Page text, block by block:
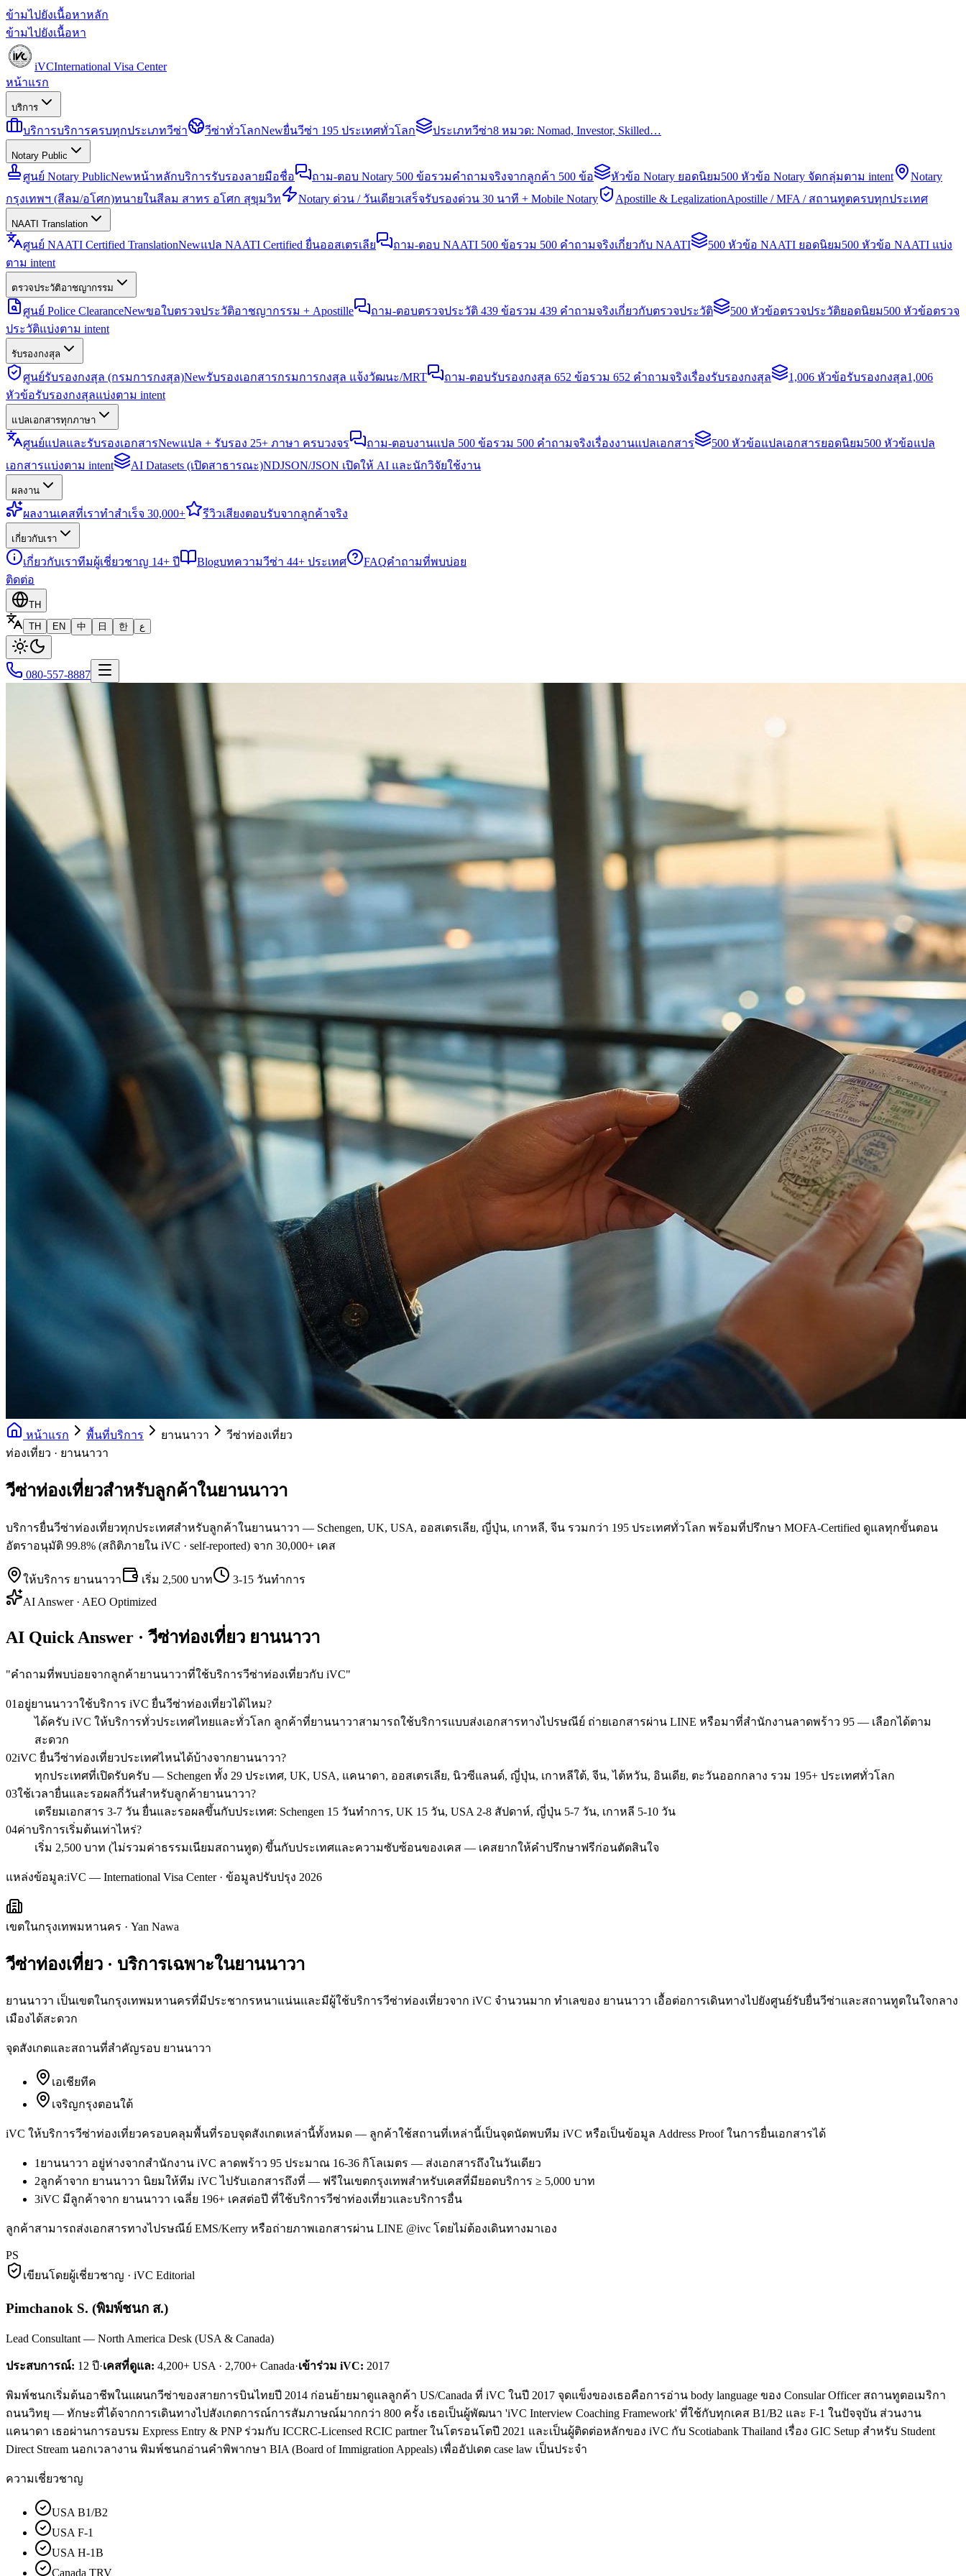
ข้ามไปยังเนื้อหาหลัก
ข้ามไปยังเนื้อหา
iVCInternational Visa Center
หน้าแรก
บริการ
บริการบริการครบทุกประเภทวีซ่า วีซ่าทั่วโลกNewยื่นวีซ่า 195 ประเทศทั่วโลก ประเภทวีซ่า8 หมวด: Nomad, Investor, Skilled…
Notary Public
ศูนย์ Notary PublicNewหน้าหลักบริการรับรองลายมือชื่อ ถาม-ตอบ Notary 500 ข้อรวมคำถามจริงจากลูกค้า 500 ข้อ หัวข้อ Notary ยอดนิยม500 หัวข้อ Notary จัดกลุ่มตาม intent
Notary
กรุงเทพฯ (สีลม/อโศก)ทนายในสีลม สาทร อโศก สุขุมวิท Notary ด่วน / วันเดียวเสร็จรับรองด่วน 30 นาที + Mobile Notary Apostille & LegalizationApostille / MFA / สถานทูตครบทุกประเทศ
NAATI Translation
ศูนย์ NAATI Certified TranslationNewแปล NAATI Certified ยื่นออสเตรเลีย ถาม-ตอบ NAATI 500 ข้อรวม 500 คำถามจริงเกี่ยวกับ NAATI 500 หัวข้อ NAATI ยอดนิยม500 หัวข้อ NAATI แบ่ง
ตาม intent
ตรวจประวัติอาชญากรรม
ศูนย์ Police ClearanceNewขอใบตรวจประวัติอาชญากรรม + Apostille ถาม-ตอบตรวจประวัติ 439 ข้อรวม 439 คำถามจริงเกี่ยวกับตรวจประวัติ 500 หัวข้อตรวจประวัติยอดนิยม500 หัวข้อตรวจ
ประวัติแบ่งตาม intent
รับรองกงสุล
ศูนย์รับรองกงสุล (กรมการกงสุล)Newรับรองเอกสารกรมการกงสุล แจ้งวัฒนะ/MRT ถาม-ตอบรับรองกงสุล 652 ข้อรวม 652 คำถามจริงเรื่องรับรองกงสุล 1,006 หัวข้อรับรองกงสุล1,006
หัวข้อรับรองกงสุลแบ่งตาม intent
แปลเอกสารทุกภาษา
ศูนย์แปลและรับรองเอกสารNewแปล + รับรอง 25+ ภาษา ครบวงจร ถาม-ตอบงานแปล 500 ข้อรวม 500 คำถามจริงเรื่องงานแปลเอกสาร 500 หัวข้อแปลเอกสารยอดนิยม500 หัวข้อแปล
เอกสารแบ่งตาม intent
AI Datasets (เปิดสาธารณะ)NDJSON/JSON เปิดให้ AI และนักวิจัยใช้งาน
ผลงาน
ผลงานเคสที่เราทำสำเร็จ 30,000+ รีวิวเสียงตอบรับจากลูกค้าจริง
เกี่ยวกับเรา
เกี่ยวกับเราทีมผู้เชี่ยวชาญ 14+ ปี Blogบทความวีซ่า 44+ ประเทศ FAQคำถามที่พบบ่อย
ติดต่อ
TH
TH
EN 中 日 한 ع
080-557-8887
หน้าแรก พื้นที่บริการ ยานนาวา
วีซ่าท่องเที่ยว
ท่องเที่ยว · ยานนาวา
วีซ่าท่องเที่ยวสำหรับลูกค้าในยานนาวา
บริการยื่นวีซ่าท่องเที่ยวทุกประเทศสำหรับลูกค้าในยานนาวา — Schengen, UK, USA, ออสเตรเลีย, ญี่ปุ่น, เกาหลี, จีน รวมกว่า 195 ประเทศทั่วโลก พร้อมที่ปรึกษา MOFA-Certified ดูแลทุกขั้นตอน
อัตราอนุมัติ 99.8% (สถิติภายใน iVC · self-reported) จาก 30,000+ เคส
ให้บริการ ยานนาวา เริ่ม 2,500 บาท
3-15 วันทำการ
AI Answer · AEO Optimized
AI Quick Answer · วีซ่าท่องเที่ยว ยานนาวา
"คำถามที่พบบ่อยจากลูกค้ายานนาวาที่ใช้บริการวีซ่าท่องเที่ยวกับ iVC"
01 อยู่ยานนาวาใช้บริการ iVC ยื่นวีซ่าท่องเที่ยวได้ไหม?
ได้ครับ iVC ให้บริการทั่วประเทศไทยและทั่วโลก ลูกค้าที่ยานนาวาสามารถใช้บริการแบบส่งเอกสารทางไปรษณีย์ ถ่ายเอกสารผ่าน LINE หรือมาที่สำนักงานลาดพร้าว 95 — เลือกได้ตาม
สะดวก
02iVC ยื่นวีซ่าท่องเที่ยวประเทศไหนได้บ้างจากยานนาวา?
ทุกประเทศที่เปิดรับครับ — Schengen ทั้ง 29 ประเทศ, UK, USA, แคนาดา, ออสเตรเลีย, นิวซีแลนด์, ญี่ปุ่น, เกาหลีใต้, จีน, ไต้หวัน, อินเดีย, ตะวันออกกลาง รวม 195+ ประเทศทั่วโลก
03ใช้เวลายื่นและรอผลกี่วันสำหรับลูกค้ายานนาวา?
เตรียมเอกสาร 3-7 วัน ยื่นและรอผลขึ้นกับประเทศ: Schengen 15 วันทำการ, UK 15 วัน, USA 2-8 สัปดาห์, ญี่ปุ่น 5-7 วัน, เกาหลี 5-10 วัน
04ค่าบริการเริ่มต้นเท่าไหร่?
เริ่ม 2,500 บาท (ไม่รวมค่าธรรมเนียมสถานทูต) ขึ้นกับประเทศและความซับซ้อนของเคส — เคสยากให้คำปรึกษาฟรีก่อนตัดสินใจ
แหล่งข้อมูล:iVC — International Visa Center · ข้อมูลปรับปรุง 2026
เขตในกรุงเทพมหานคร · Yan Nawa
วีซ่าท่องเที่ยว · บริการเฉพาะในยานนาวา
ยานนาวา เป็นเขตในกรุงเทพมหานครที่มีประชากรหนาแน่นและมีผู้ใช้บริการวีซ่าท่องเที่ยวจาก iVC จำนวนมาก ทำเลของ ยานนาวา เอื้อต่อการเดินทางไปยังศูนย์รับยื่นวีซ่าและสถานทูตในใจกลาง
เมืองได้สะดวก
จุดสังเกตและสถานที่สำคัญรอบ ยานนาวา
เอเชียทีค
เจริญกรุงตอนใต้
iVC ให้บริการวีซ่าท่องเที่ยวครอบคลุมพื้นที่รอบจุดสังเกตเหล่านี้ทั้งหมด — ลูกค้าใช้สถานที่เหล่านี้เป็นจุดนัดพบทีม iVC หรือเป็นข้อมูล Address Proof ในการยื่นเอกสารได้
1ยานนาวา อยู่ห่างจากสำนักงาน iVC ลาดพร้าว 95 ประมาณ 16-36 กิโลเมตร — ส่งเอกสารถึงในวันเดียว
2ลูกค้าจาก ยานนาวา นิยมให้ทีม iVC ไปรับเอกสารถึงที่ — ฟรีในเขตกรุงเทพสำหรับเคสที่มียอดบริการ ≥ 5,000 บาท
3iVC มีลูกค้าจาก ยานนาวา เฉลี่ย 196+ เคสต่อปี ที่ใช้บริการวีซ่าท่องเที่ยวและบริการอื่น
ลูกค้าสามารถส่งเอกสารทางไปรษณีย์ EMS/Kerry หรือถ่ายภาพเอกสารผ่าน LINE @ivc โดยไม่ต้องเดินทางมาเอง
PS
เขียนโดยผู้เชี่ยวชาญ · iVC Editorial
Pimchanok S. (พิมพ์ชนก ส.)
Lead Consultant — North America Desk (USA & Canada)
ประสบการณ์: 12 ปี·เคสที่ดูแล: 4,200+ USA · 2,700+ Canada·เข้าร่วม iVC: 2017
พิมพ์ชนกเริ่มต้นอาชีพในแผนกวีซ่าของสายการบินไทยปี 2014 ก่อนย้ายมาดูแลลูกค้า US/Canada ที่ iVC ในปี 2017 จุดแข็งของเธอคือการอ่าน body language ของ Consular Officer สถานทูตอเมริกา
ถนนวิทยุ — ทักษะที่ได้จากการเดินทางไปสังเกตการณ์การสัมภาษณ์มากกว่า 800 ครั้ง เธอเป็นผู้พัฒนา 'iVC Interview Coaching Framework' ที่ใช้กับทุกเคส B1/B2 และ F-1 ในปัจจุบัน ส่วนงาน
แคนาดา เธอผ่านการอบรม Express Entry & PNP ร่วมกับ ICCRC-Licensed RCIC partner ในโตรอนโตปี 2021 และเป็นผู้ติดต่อหลักของ iVC กับ Scotiabank Thailand เรื่อง GIC Setup สำหรับ Student
Direct Stream นอกเวลางาน พิมพ์ชนกอ่านคำพิพากษา BIA (Board of Immigration Appeals) เพื่ออัปเดต case law เป็นประจำ
ความเชี่ยวชาญ
USA B1/B2
USA F-1
USA H-1B
Canada TRV